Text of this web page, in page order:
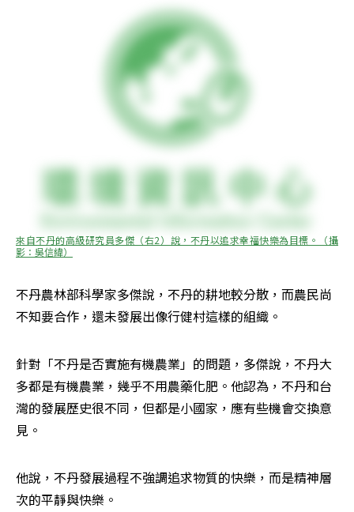
來自不丹的高級研究員多傑（右2）說，不丹以追求幸福快樂為目標。（攝
影：吳信緯）
不丹農林部科學家多傑說，不丹的耕地較分散，而農民尚
不知要合作，還未發展出像行健村這樣的組織。
針對「不丹是否實施有機農業」的問題，多傑說，不丹大
多都是有機農業，幾乎不用農藥化肥。他認為，不丹和台
灣的發展歷史很不同，但都是小國家，應有些機會交換意
見。
他說，不丹發展過程不強調追求物質的快樂，而是精神層
次的平靜與快樂。